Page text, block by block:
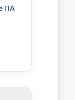
l’IA